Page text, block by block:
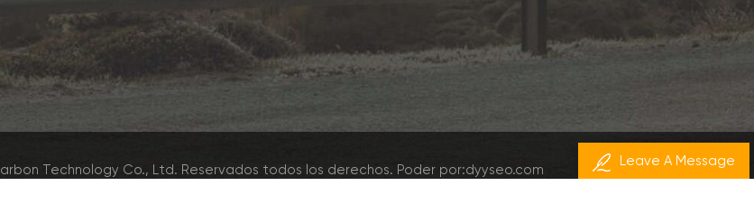
Technology Co., Ltd. Reservados todos los derechos. Poder por:dyyseo.com
Leave A Message